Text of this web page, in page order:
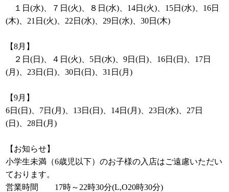
１日(水)、７日(火)、８日(水)、14日(火)、15日(水)、16日
(木)、21日(火)、22日(水)、29日(水)、30日(木)
【8月】
２日(日)、４日(火)、5日(水)、9日(日)、16日(日)、17日
(月)、23日(日)、30日(日)、31日(月)
【9月】
6日(日)、7日(月)、13日(日)、14日(月)、23日(水)、27日
(日)、28日(月)
【お知らせ】
小学生未満（6歳児以下）のお子様の入店はご遠慮いただい
ております。
営業時間 17時～22時30分(L,O20時30分)